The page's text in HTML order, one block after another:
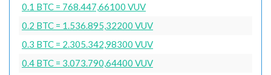
0.1 BTC = 768.447,66100 VUV
0.2 BTC = 1.536.895,32200 VUV
0.3 BTC = 2.305.342,98300 VUV
0.4 BTC = 3.073.790,64400 VUV